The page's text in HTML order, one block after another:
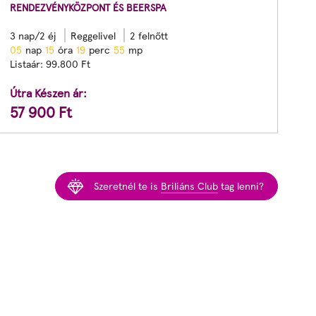
RENDEZVÉNYKÖZPONT ÉS BEERSPA
3 nap/2 éj
Reggelivel
2 felnőtt
05 nap 15 óra 19 perc 53 mp
Listaár:99.800 Ft
Útra Készen ár:
57 900 Ft
Szeretnél te is Briliáns Club tag lenni?